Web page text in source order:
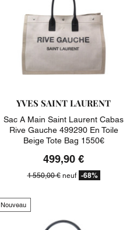
YVES SAINT LAURENT
Sac A Main Saint Laurent Cabas
Rive Gauche 499290 En Toile
Beige Tote Bag 1550€
499,90 €
1 550,00 €neuf -68%
Nouveau